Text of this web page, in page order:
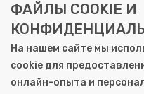
КОНТАКТЫ
Саратов, ул. Осипова, 10А
+7 (8452) 72-65-65
gemera@moya-kniga.ru
ФАЙЛЫ COOKIE И
На нашем сайте мы
cookie для
онлайн-опыта и